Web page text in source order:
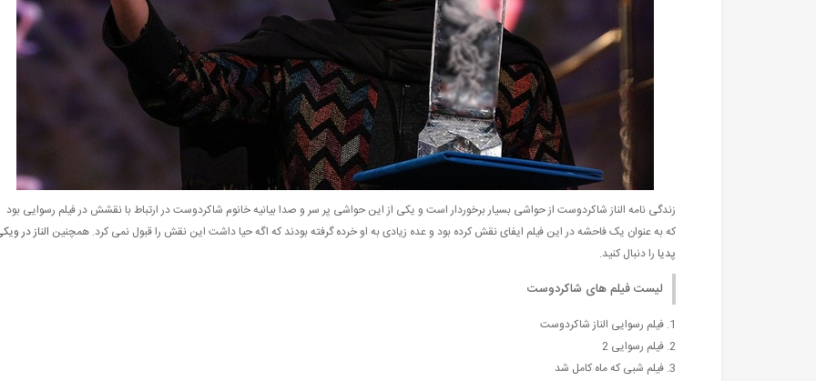
زندگی نامه الناز شاکردوست از حواشی بسیار برخوردار است و یکی از این حواشی پر سر و صدا بیانیه خانوم شاکردوست در ارتباط با نقشش در فیلم رسوایی بود
که به عنوان یک فاحشه در این فیلم ایفای نقش کرده بود و عده زیادی به او خرده گرفته بودند که اگه حیا داشت این نقش را قبول نمی کرد. همچنین الناز در
پدیا را دنبال کنید.
لیست فیلم های شاکردوست
1. فیلم رسوایی الناز شاکردوست
2. فیلم رسوایی 2
3. فیلم شبی که ماه کامل شد